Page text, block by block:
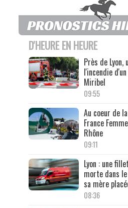
D'HEURE EN HEURE
Près de
l'incendie
Miribel
09:55
Au coeur de
France
Rhône
09:11
Lyon : une
morte dans
sa mère
08:36